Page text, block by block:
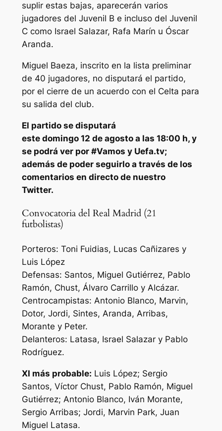
suplir estas bajas, aparecerán varios
jugadores del Juvenil B e incluso del Juvenil
C como Israel Salazar, Rafa Marín u Óscar
Aranda.
Miguel Baeza, inscrito en la lista preliminar
de 40 jugadores, no disputará el partido,
por el cierre de un acuerdo con el Celta para
su salida del club.
El partido se disputará
este domingo 12 de agosto a las 18:00 h, y
se podrá ver por #Vamos y Uefa.tv;
además de poder seguirlo a través de los
comentarios en directo de nuestro
Twitter.
Convocatoria del Real Madrid (21
futbolistas)
Porteros: Toni Fuidias, Lucas Cañizares y
Luis López
Defensas: Santos, Miguel Gutiérrez, Pablo
Ramón, Chust, Álvaro Carrillo y Alcázar.
Centrocampistas: Antonio Blanco, Marvin,
Dotor, Jordi, Sintes, Aranda, Arribas,
Morante y Peter.
Delanteros: Latasa, Israel Salazar y Pablo
Rodríguez.
XI más probable: Luis López; Sergio
Santos, Víctor Chust, Pablo Ramón, Miguel
Gutiérrez; Antonio Blanco, Iván Morante,
Sergio Arribas; Jordi, Marvin Park, Juan
Miguel Latasa.